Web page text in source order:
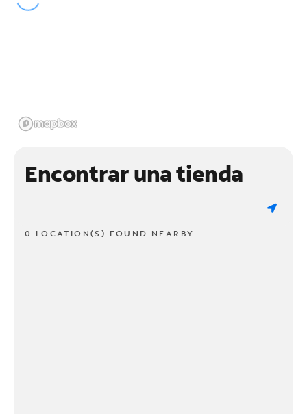
Encontrar una tienda
0 LOCATION(S) FOUND NEARBY